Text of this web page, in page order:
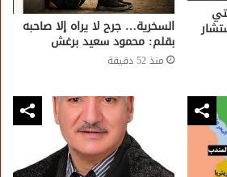
السخرية… جرح لا يراه إلا صاحبه
بقلم: محمود سعيد برغش
منذ 52 دقيقة